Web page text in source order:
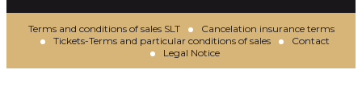
Terms and conditions of sales SLT
Cancelation insurance terms
Tickets-Terms and particular conditions of sales
Contact
Legal Notice